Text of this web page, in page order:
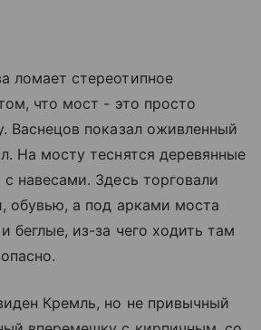
ломает стереотипное
что мост - это просто
Васнецов показал оживленный
На мосту теснятся деревянные
навесами. Здесь торговали
обувью, а под арками моста
беглые, из-за чего ходить там
Кремль, но не привычный